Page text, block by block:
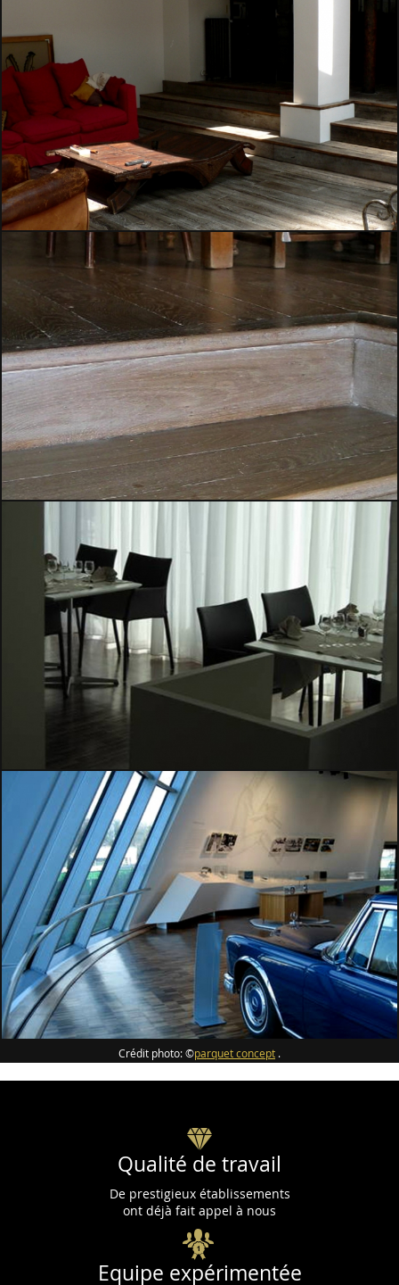
Crédit photo: ©parquet concept .
Qualité de travail
De prestigieux établissements
ont déjà fait appel à nous
Equipe expérimentée